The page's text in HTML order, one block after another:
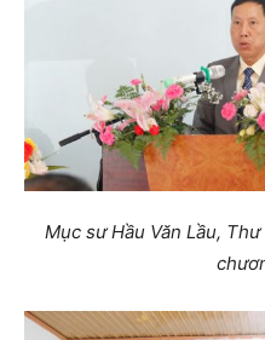
Mục sư Hầu Văn Lầu,